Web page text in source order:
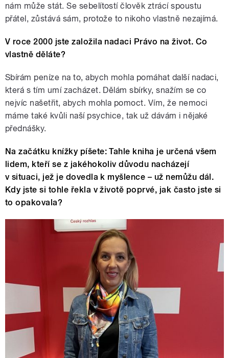
nám může stát. Se sebelítostí člověk ztrácí spoustu
přátel, zůstává sám, protože to nikoho vlastně nezajímá.
V roce 2000 jste založila nadaci Právo na život. Co
vlastně děláte?
Sbírám peníze na to, abych mohla pomáhat další nadaci,
která s tím umí zacházet. Dělám sbírky, snažím se co
nejvíc našetřit, abych mohla pomoct. Vím, že nemoci
máme také kvůli naší psychice, tak už dávám i nějaké
přednášky.
Na začátku knížky píšete: Tahle kniha je určená všem
lidem, kteří se z jakéhokoliv důvodu nacházejí
v situaci, jež je dovedla k myšlence – už nemůžu dál.
Kdy jste si tohle řekla v životě poprvé, jak často jste si
to opakovala?